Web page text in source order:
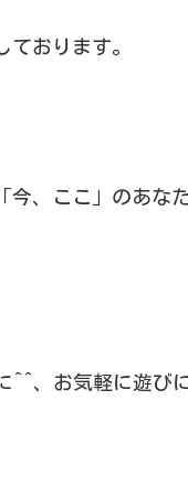
ております。
今、ここ」のあな
^^、お気軽に遊び